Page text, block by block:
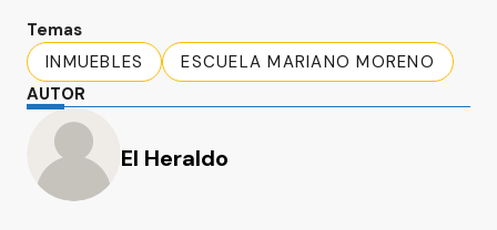
Temas
INMUEBLES
ESCUELA MARIANO MORENO
AUTOR
El Heraldo